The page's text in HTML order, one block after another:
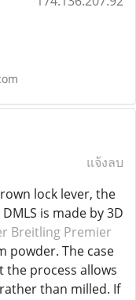
แจ้งลบ
lock lever, the
is made by 3D
Breitling Premier
powder. The case
the process allows
than milled. If